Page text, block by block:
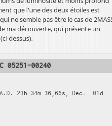
que l'une des deux étoiles est
ne semble pas être le cas de
ma découverte, qui présente un
dessus).
05251-00240
A.D. 23h 34m 36,66s, Dec. -01d